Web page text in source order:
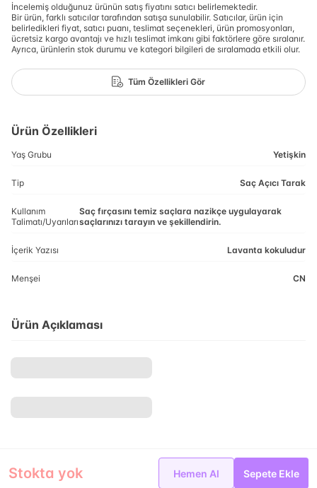
İncelemiş olduğunuz ürünün satış fiyatını satıcı belirlemektedir.
Bir ürün, farklı satıcılar tarafından satışa sunulabilir. Satıcılar, ürün için
belirledikleri fiyat, satıcı puanı, teslimat seçenekleri, ürün promosyonları,
ücretsiz kargo avantajı ve hızlı teslimat imkanı gibi faktörlere göre sıralanır.
Ayrıca, ürünlerin stok durumu ve kategori bilgileri de sıralamada etkili olur.
Tüm Özellikleri Gör
Stokta yok Hemen Al Sepete Ekle
Ürün Özellikleri
Yaş Grubu Yetişkin
Tip Saç Açıcı Tarak
Kullanım
Talimatı/Uyarıları
Saç fırçasını temiz saçlara nazikçe uygulayarak
saçlarınızı tarayın ve şekillendirin.
İçerik Yazısı Lavanta kokuludur
Menşei CN
Ürün Açıklaması